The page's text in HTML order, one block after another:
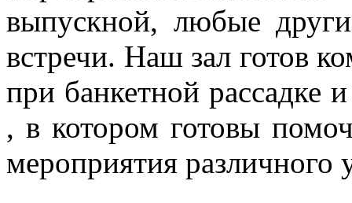
выпускной, любые
встречи. Наш зал готов
при банкетной рассадке
, в котором готовы
мероприятия различного